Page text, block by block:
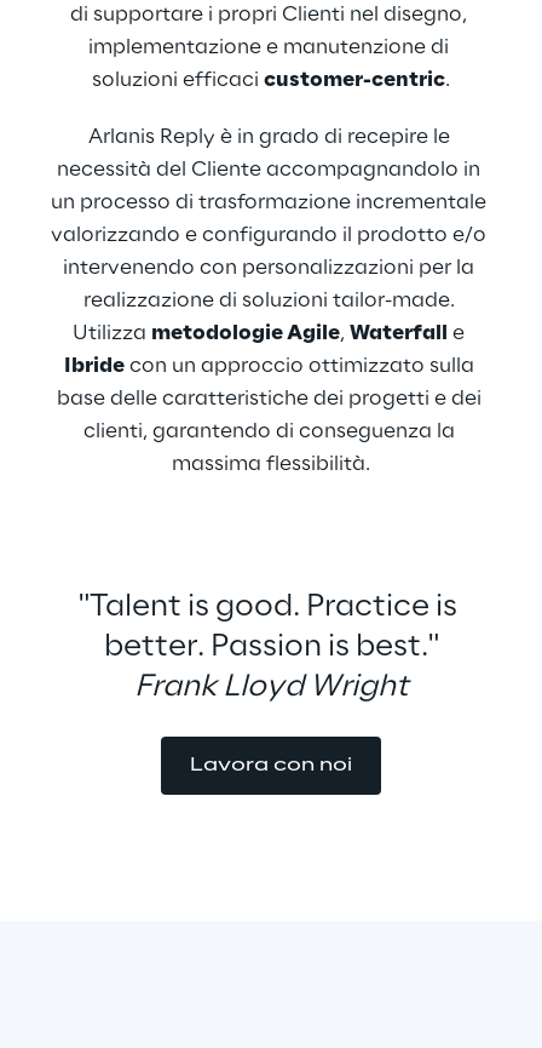
di supportare i propri Clienti nel disegno,
implementazione e manutenzione di
soluzioni efficaci customer-centric.
Arlanis Reply è in grado di recepire le
necessità del Cliente accompagnandolo in
un processo di trasformazione incrementale
valorizzando e configurando il prodotto e/o
intervenendo con personalizzazioni per la
realizzazione di soluzioni tailor-made.
Utilizza metodologie Agile, Waterfall
e
Ibride con un approccio ottimizzato sulla
base delle caratteristiche dei progetti e dei
clienti, garantendo di conseguenza la
massima flessibilità.
"Talent is good. Practice is
better. Passion is best."
Frank Lloyd Wright
Lavora con noi